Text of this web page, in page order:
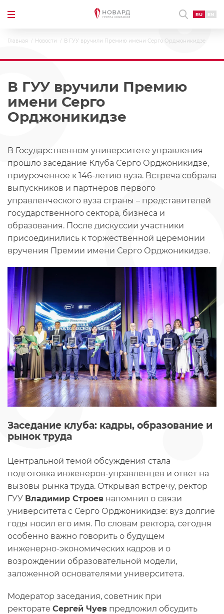
RU EN
Главная Новости В ГУУ вручили Премию имени Серго Орджоникидзе
В ГУУ вручили Премию
имени Серго
Орджоникидзе
В Государственном университете управления
прошло заседание Клуба Серго Орджоникидзе,
приуроченное к 146-летию вуза. Встреча собрала
выпускников и партнёров первого
управленческого вуза страны – представителей
государственного сектора, бизнеса и
образования. После дискуссии участники
присоединились к торжественной церемонии
вручения Премии имени Серго Орджоникидзе.
Заседание клуба: кадры, образование и
рынок труда
Центральной темой обсуждения стала
подготовка инженеров-управленцев и ответ на
вызовы рынка труда. Открывая встречу, ректор
ГУУ Владимир Строев напомнил о связи
университета с Серго Орджоникидзе: вуз долгие
годы носил его имя. По словам ректора, сегодня
особенно важно говорить о будущем
инженерно-экономических кадров и о
возрождении образовательной модели,
заложенной основателями университета.
Модератор заседания, советник при
ректорате Сергей Чуев предложил обсудить